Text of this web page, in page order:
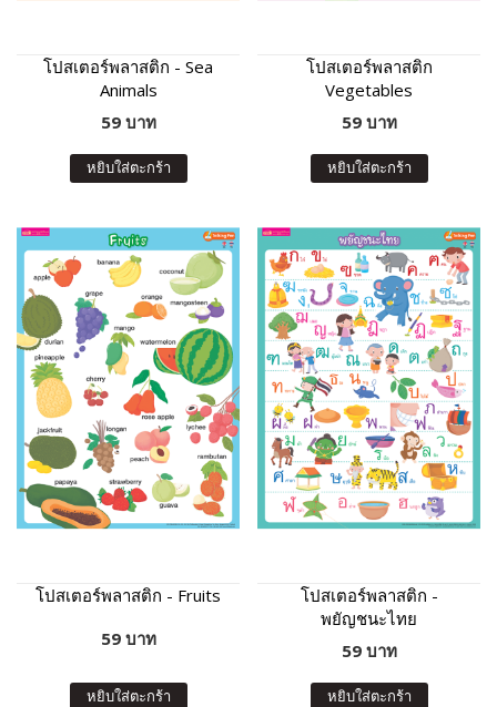
โปสเตอร์พลาสติก - Sea
Animals
59 บาท
หยิบใส่ตะกร้า
โปสเตอร์พลาสติก
Vegetables
59 บาท
หยิบใส่ตะกร้า
โปสเตอร์พลาสติก - Fruits
59 บาท
หยิบใส่ตะกร้า
โปสเตอร์พลาสติก -
พยัญชนะไทย
59 บาท
หยิบใส่ตะกร้า